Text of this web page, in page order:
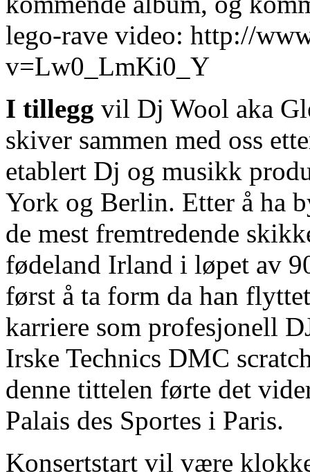
WithdrawUltram
Cold
Turkey
WithdrawalUltram
WithdrawlsUltram
Withdrawal
Snorting
NoseUltram
ScheduleUltram
HeadachesUltram
Er
DetoxificationUltram
And
SurgerySniffing
UltramIs
The
Same
As
TramadolHow
Ultram
WorkDrugs
Similar
Ultram
Make
You
Feel
Cause
lego-rave video: http://
v=Lw0_LmKi0_Y
I tillegg vil Dj Wool aka
skiver sammen med oss
etablert Dj og musikk
York og Berlin. Etter å ha
de mest fremtredende
fødeland Irland i løpet av
først å ta form da han
karriere som profesjonell
Irske Technics DMC
denne tittelen førte det
Palais des Sportes i Paris.
Konsertstart vil være